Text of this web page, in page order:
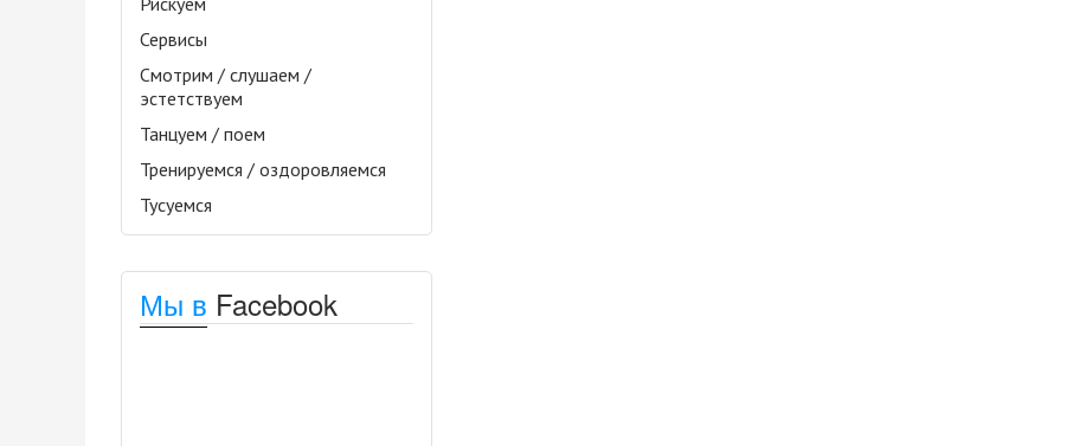
Сервисы
Смотрим / слушаем /
эстетствуем
Танцуем / поем
Тренируемся / оздоровляемся
Тусуемся
Мы в Facebook